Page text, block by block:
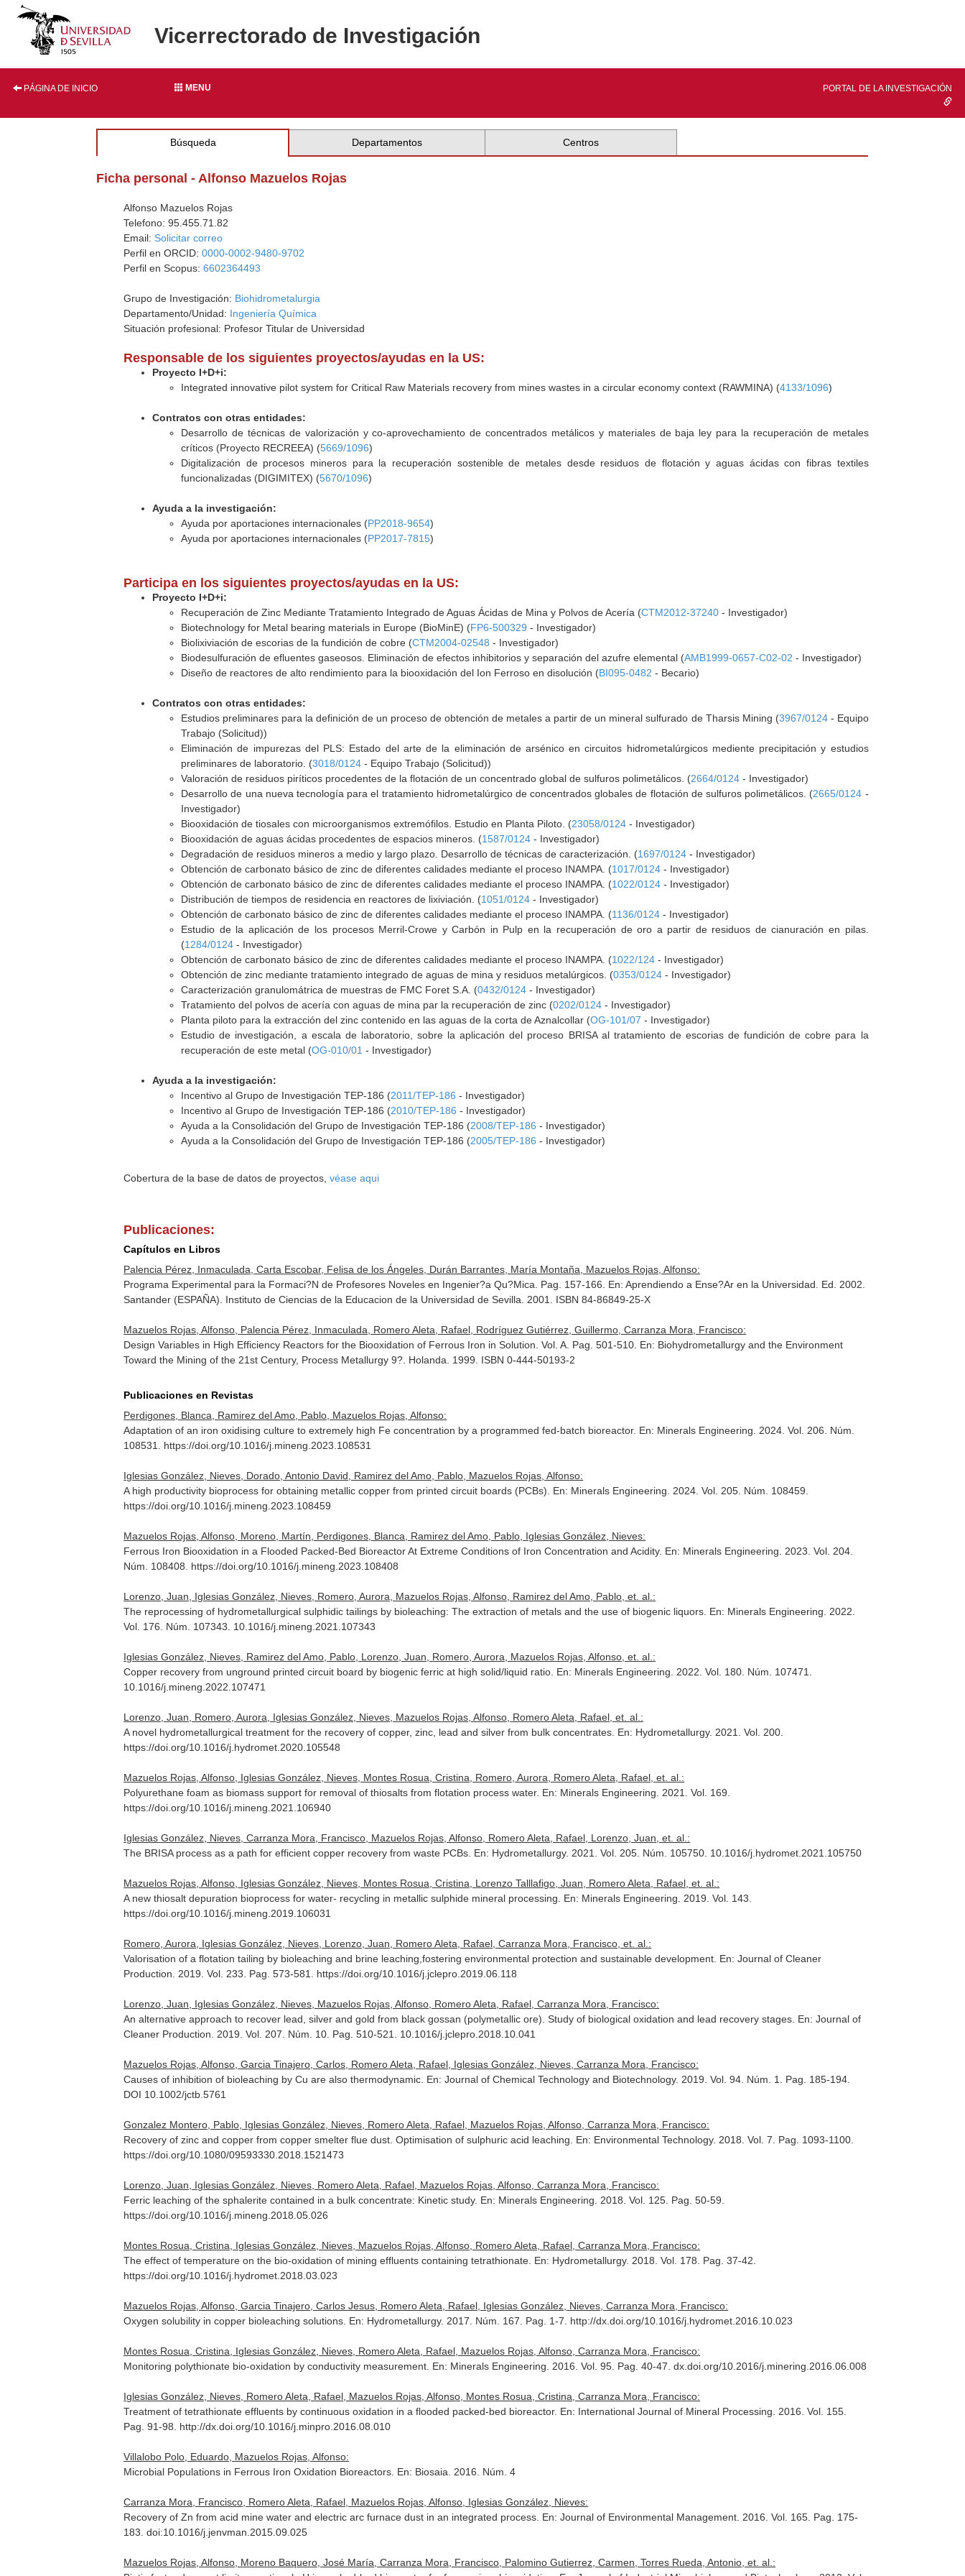
Vicerrectorado de Investigación
PÁGINA DE INICIO MENU PORTAL DE LA INVESTIGACIÓN
Búsqueda Departamentos Centros
Ficha personal - Alfonso Mazuelos Rojas
Alfonso Mazuelos Rojas
Telefono: 95.455.71.82
Email: Solicitar correo
Perfil en ORCID:0000-0002-9480-9702
Perfil en Scopus:6602364493
Grupo de Investigación: Biohidrometalurgia
Departamento/Unidad: Ingeniería Química
Situación profesional: Profesor Titular de Universidad
Responsable de los siguientes proyectos/ayudas en la US:
Proyecto I+D+i:
Integrated innovative pilot system for Critical Raw Materials recovery from mines wastes in a circular economy context (RAWMINA) (4133/1096)
Contratos con otras entidades:
Desarrollo de técnicas de valorización y co-aprovechamiento de concentrados metálicos y materiales de baja ley para la recuperación de metales
críticos (Proyecto RECREEA) (5669/1096)
Digitalización de procesos mineros para la recuperación sostenible de metales desde residuos de flotación y aguas ácidas con fibras textiles
funcionalizadas (DIGIMITEX) (5670/1096)
Ayuda a la investigación:
Ayuda por aportaciones internacionales (PP2018-9654)
Ayuda por aportaciones internacionales (PP2017-7815)
Participa en los siguientes proyectos/ayudas en la US:
Proyecto I+D+i:
Recuperación de Zinc Mediante Tratamiento Integrado de Aguas Ácidas de Mina y Polvos de Acería (CTM2012-37240 - Investigador)
Biotechnology for Metal bearing materials in Europe (BioMinE) (FP6-500329 - Investigador)
Biolixiviación de escorias de la fundición de cobre (CTM2004-02548 - Investigador)
Biodesulfuración de efluentes gaseosos. Eliminación de efectos inhibitorios y separación del azufre elemental (AMB1999-0657-C02-02 - Investigador)
Diseño de reactores de alto rendimiento para la biooxidación del Ion Ferroso en disolución (BI095-0482 - Becario)
Contratos con otras entidades:
Estudios preliminares para la definición de un proceso de obtención de metales a partir de un mineral sulfurado de Tharsis Mining (3967/0124- Equipo
Trabajo (Solicitud))
Eliminación de impurezas del PLS: Estado del arte de la eliminación de arsénico en circuitos hidrometalúrgicos mediente precipitación y estudios
preliminares de laboratorio. (3018/0124 - Equipo Trabajo (Solicitud))
Valoración de residuos piríticos procedentes de la flotación de un concentrado global de sulfuros polimetálicos. (2664/0124 - Investigador)
Desarrollo de una nueva tecnología para el tratamiento hidrometalúrgico de concentrados globales de flotación de sulfuros polimetálicos. (2665/0124 -
Investigador)
Biooxidación de tiosales con microorganismos extremófilos. Estudio en Planta Piloto. (23058/0124 - Investigador)
Biooxidación de aguas ácidas procedentes de espacios mineros. (1587/0124 - Investigador)
Degradación de residuos mineros a medio y largo plazo. Desarrollo de técnicas de caracterización. (1697/0124 - Investigador)
Obtención de carbonato básico de zinc de diferentes calidades mediante el proceso INAMPA. (1017/0124 - Investigador)
Obtención de carbonato básico de zinc de diferentes calidades mediante el proceso INAMPA. (1022/0124 - Investigador)
Distribución de tiempos de residencia en reactores de lixiviación. (1051/0124 - Investigador)
Obtención de carbonato básico de zinc de diferentes calidades mediante el proceso INAMPA. (1136/0124 - Investigador)
Estudio de la aplicación de los procesos Merril-Crowe y Carbón in Pulp en la recuperación de oro a partir de residuos de cianuración en pilas.
(1284/0124 - Investigador)
Obtención de carbonato básico de zinc de diferentes calidades mediante el proceso INAMPA. (1022/124 - Investigador)
Obtención de zinc mediante tratamiento integrado de aguas de mina y residuos metalúrgicos. (0353/0124 - Investigador)
Caracterización granulomátrica de muestras de FMC Foret S.A. (0432/0124 - Investigador)
Tratamiento del polvos de acería con aguas de mina par la recuperación de zinc (0202/0124 - Investigador)
Planta piloto para la extracción del zinc contenido en las aguas de la corta de Aznalcollar (OG-101/07 - Investigador)
Estudio de investigación, a escala de laboratorio, sobre la aplicación del proceso BRISA al tratamiento de escorias de fundición de cobre para la
recuperación de este metal (OG-010/01 - Investigador)
Ayuda a la investigación:
Incentivo al Grupo de Investigación TEP-186 (2011/TEP-186 - Investigador)
Incentivo al Grupo de Investigación TEP-186 (2010/TEP-186 - Investigador)
Ayuda a la Consolidación del Grupo de Investigación TEP-186 (2008/TEP-186 - Investigador)
Ayuda a la Consolidación del Grupo de Investigación TEP-186 (2005/TEP-186 - Investigador)
Cobertura de la base de datos de proyectos,véase aqui
Publicaciones:
Capítulos en Libros
Palencia Pérez, Inmaculada, Carta Escobar, Felisa de los Ángeles, Durán Barrantes, María Montaña, Mazuelos Rojas, Alfonso:
Programa Experimental para la Formaci?N de Profesores Noveles en Ingenier?a Qu?Mica. Pag. 157-166. En: Aprendiendo a Ense?Ar en la Universidad . Ed. 2002.
Santander (ESPAÑA). Instituto de Ciencias de la Educacion de la Universidad de Sevilla. 2001. ISBN 84-86849-25-X
Mazuelos Rojas, Alfonso, Palencia Pérez, Inmaculada, Romero Aleta, Rafael, Rodríguez Gutiérrez, Guillermo, Carranza Mora, Francisco:
Design Variables in High Efficiency Reactors for the Biooxidation of Ferrous Iron in Solution. Vol. A. Pag. 501-510. En: Biohydrometallurgy and the Environment
Toward the Mining of the 21st Century, Process Metallurgy 9? . Holanda. 1999. ISBN 0-444-50193-2
Publicaciones en Revistas
Perdigones, Blanca, Ramirez del Amo, Pablo, Mazuelos Rojas, Alfonso:
Adaptation of an iron oxidising culture to extremely high Fe concentration by a programmed fed-batch bioreactor. En: Minerals Engineering . 2024. Vol. 206. Núm.
108531. https://doi.org/10.1016/j.mineng.2023.108531
Iglesias González, Nieves, Dorado, Antonio David, Ramirez del Amo, Pablo, Mazuelos Rojas, Alfonso:
A high productivity bioprocess for obtaining metallic copper from printed circuit boards (PCBs). En: Minerals Engineering . 2024. Vol. 205. Núm. 108459.
https://doi.org/10.1016/j.mineng.2023.108459
Mazuelos Rojas, Alfonso, Moreno, Martín, Perdigones, Blanca, Ramirez del Amo, Pablo, Iglesias González, Nieves:
Ferrous Iron Biooxidation in a Flooded Packed-Bed Bioreactor At Extreme Conditions of Iron Concentration and Acidity. En: Minerals Engineering . 2023. Vol. 204.
Núm. 108408. https://doi.org/10.1016/j.mineng.2023.108408
Lorenzo, Juan, Iglesias González, Nieves, Romero, Aurora, Mazuelos Rojas, Alfonso, Ramirez del Amo, Pablo, et. al.:
The reprocessing of hydrometallurgical sulphidic tailings by bioleaching: The extraction of metals and the use of biogenic liquors. En: Minerals Engineering . 2022.
Vol. 176. Núm. 107343. 10.1016/j.mineng.2021.107343
Iglesias González, Nieves, Ramirez del Amo, Pablo, Lorenzo, Juan, Romero, Aurora, Mazuelos Rojas, Alfonso, et. al.:
Copper recovery from unground printed circuit board by biogenic ferric at high solid/liquid ratio. En: Minerals Engineering . 2022. Vol. 180. Núm. 107471.
10.1016/j.mineng.2022.107471
Lorenzo, Juan, Romero, Aurora, Iglesias González, Nieves, Mazuelos Rojas, Alfonso, Romero Aleta, Rafael, et. al.:
A novel hydrometallurgical treatment for the recovery of copper, zinc, lead and silver from bulk concentrates. En: Hydrometallurgy. 2021. Vol. 200.
https://doi.org/10.1016/j.hydromet.2020.105548
Mazuelos Rojas, Alfonso, Iglesias González, Nieves, Montes Rosua, Cristina, Romero, Aurora, Romero Aleta, Rafael, et. al.:
Polyurethane foam as biomass support for removal of thiosalts from flotation process water. En: Minerals Engineering . 2021. Vol. 169.
https://doi.org/10.1016/j.mineng.2021.106940
Iglesias González, Nieves, Carranza Mora, Francisco, Mazuelos Rojas, Alfonso, Romero Aleta, Rafael, Lorenzo, Juan, et. al.:
The BRISA process as a path for efficient copper recovery from waste PCBs. En: Hydrometallurgy. 2021. Vol. 205. Núm. 105750. 10.1016/j.hydromet.2021.105750
Mazuelos Rojas, Alfonso, Iglesias González, Nieves, Montes Rosua, Cristina, Lorenzo Talllafigo, Juan, Romero Aleta, Rafael, et. al.:
A new thiosalt depuration bioprocess for water- recycling in metallic sulphide mineral processing. En: Minerals Engineering . 2019. Vol. 143.
https://doi.org/10.1016/j.mineng.2019.106031
Romero, Aurora, Iglesias González, Nieves, Lorenzo, Juan, Romero Aleta, Rafael, Carranza Mora, Francisco, et. al.:
Valorisation of a flotation tailing by bioleaching and brine leaching,fostering environmental protection and sustainable development. En: Journal of Cleaner
Production . 2019. Vol. 233. Pag. 573-581. https://doi.org/10.1016/j.jclepro.2019.06.118
Lorenzo, Juan, Iglesias González, Nieves, Mazuelos Rojas, Alfonso, Romero Aleta, Rafael, Carranza Mora, Francisco:
An alternative approach to recover lead, silver and gold from black gossan (polymetallic ore). Study of biological oxidation and lead recovery stages. En: Journal of
Cleaner Production . 2019. Vol. 207. Núm. 10. Pag. 510-521. 10.1016/j.jclepro.2018.10.041
Mazuelos Rojas, Alfonso, Garcia Tinajero, Carlos, Romero Aleta, Rafael, Iglesias González, Nieves, Carranza Mora, Francisco:
Causes of inhibition of bioleaching by Cu are also thermodynamic. En: Journal of Chemical Technology and Biotechnology. 2019. Vol. 94. Núm. 1. Pag. 185-194.
DOI 10.1002/jctb.5761
Gonzalez Montero, Pablo, Iglesias González, Nieves, Romero Aleta, Rafael, Mazuelos Rojas, Alfonso, Carranza Mora, Francisco:
Recovery of zinc and copper from copper smelter flue dust. Optimisation of sulphuric acid leaching. En: Environmental Technology. 2018. Vol. 7. Pag. 1093-1100.
https://doi.org/10.1080/09593330.2018.1521473
Lorenzo, Juan, Iglesias González, Nieves, Romero Aleta, Rafael, Mazuelos Rojas, Alfonso, Carranza Mora, Francisco:
Ferric leaching of the sphalerite contained in a bulk concentrate: Kinetic study. En: Minerals Engineering . 2018. Vol. 125. Pag. 50-59.
https://doi.org/10.1016/j.mineng.2018.05.026
Montes Rosua, Cristina, Iglesias González, Nieves, Mazuelos Rojas, Alfonso, Romero Aleta, Rafael, Carranza Mora, Francisco:
The effect of temperature on the bio-oxidation of mining effluents containing tetrathionate. En: Hydrometallurgy. 2018. Vol. 178. Pag. 37-42.
https://doi.org/10.1016/j.hydromet.2018.03.023
Mazuelos Rojas, Alfonso, Garcia Tinajero, Carlos Jesus, Romero Aleta, Rafael, Iglesias González, Nieves, Carranza Mora, Francisco:
Oxygen solubility in copper bioleaching solutions. En: Hydrometallurgy. 2017. Núm. 167. Pag. 1-7. http://dx.doi.org/10.1016/j.hydromet.2016.10.023
Montes Rosua, Cristina, Iglesias González, Nieves, Romero Aleta, Rafael, Mazuelos Rojas, Alfonso, Carranza Mora, Francisco:
Monitoring polythionate bio-oxidation by conductivity measurement. En: Minerals Engineering . 2016. Vol. 95. Pag. 40-47. dx.doi.org/10.2016/j.minering.2016.06.008
Iglesias González, Nieves, Romero Aleta, Rafael, Mazuelos Rojas, Alfonso, Montes Rosua, Cristina, Carranza Mora, Francisco:
Treatment of tetrathionate effluents by continuous oxidation in a flooded packed-bed bioreactor. En: International Journal of Mineral Processing . 2016. Vol. 155.
Pag. 91-98. http://dx.doi.org/10.1016/j.minpro.2016.08.010
Villalobo Polo, Eduardo, Mazuelos Rojas, Alfonso:
Microbial Populations in Ferrous Iron Oxidation Bioreactors. En: Biosaia . 2016. Núm. 4
Carranza Mora, Francisco, Romero Aleta, Rafael, Mazuelos Rojas, Alfonso, Iglesias González, Nieves:
Recovery of Zn from acid mine water and electric arc furnace dust in an integrated process. En: Journal of Environmental Management . 2016. Vol. 165. Pag. 175-
183. doi:10.1016/j.jenvman.2015.09.025
Mazuelos Rojas, Alfonso, Moreno Baquero, José María, Carranza Mora, Francisco, Palomino Gutierrez, Carmen, Torres Rueda, Antonio, et. al.: